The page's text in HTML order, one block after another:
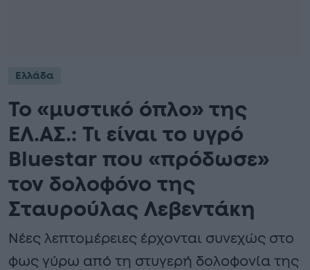
Ελλάδα
Το «μυστικό όπλο» της
ΕΛ.ΑΣ.: Τι είναι το υγρό
Bluestar που «πρόδωσε»
τον δολοφόνο της
Σταυρούλας Λεβεντάκη
Νέες λεπτομέρειες έρχονται συνεχώς στο
φως γύρω από τη στυγερή δολοφονία της